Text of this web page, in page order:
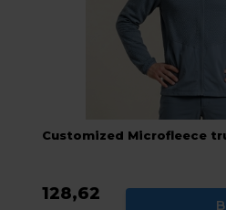
Customized Microfleece
128,62